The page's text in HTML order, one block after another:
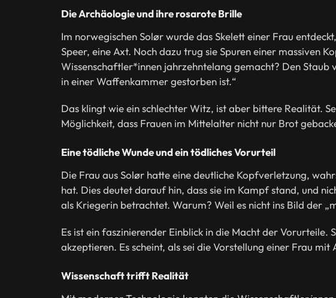
Die Archäologie und ihre rosarote Brille
Im norwegischen Solør wurde das Skelett einer Frau
Speer, eine Axt. Noch dazu trug sie Spuren einer massiven
Wissenschaftler*innen jahrzehntelang gemacht? Den Staub
in einer Waffenkammer gestorben ist.“
Das klingt wie ein schlechter Witz, ist aber bittere Realität.
Möglichkeit, dass Frauen im Mittelalter nicht nur Brot
Eine tödliche Wunde und ein tödliches Vorurteil
Die Frau aus Solør hatte eine deutliche Kopfverletzung,
hat. Dies deutet darauf hin, dass sie im Kampf stand, und
als Kriegerin betrachtet. Warum? Weil es nicht ins Bild der
Es ist ein faszinierender Einblick in die Macht der
akzeptieren. Es scheint, als sei die Vorstellung einer Frau
Wissenschaft trifft Realität